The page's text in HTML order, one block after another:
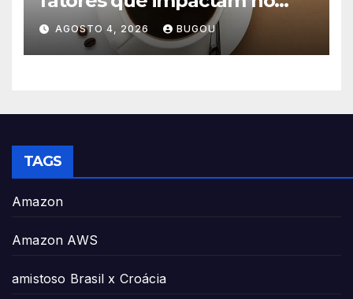
consumo
AGOSTO 4, 2026 BUGOU
TAGS
Amazon
Amazon AWS
amistoso Brasil x Croácia